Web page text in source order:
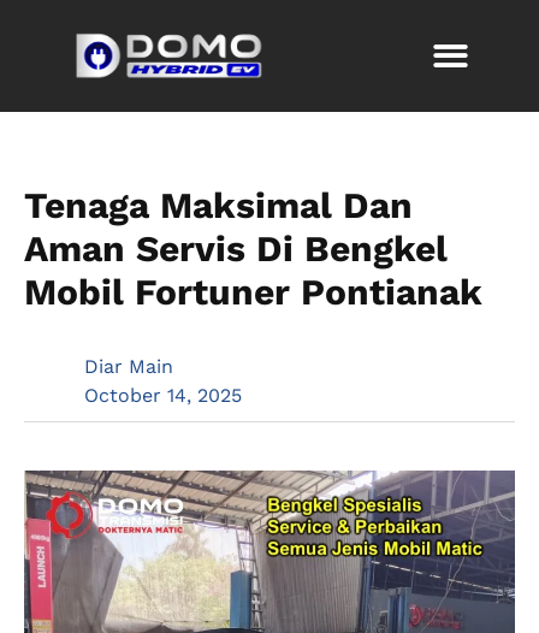
Tenaga Maksimal Dan
Aman Servis Di Bengkel
Mobil Fortuner Pontianak
Diar Main
October 14, 2025